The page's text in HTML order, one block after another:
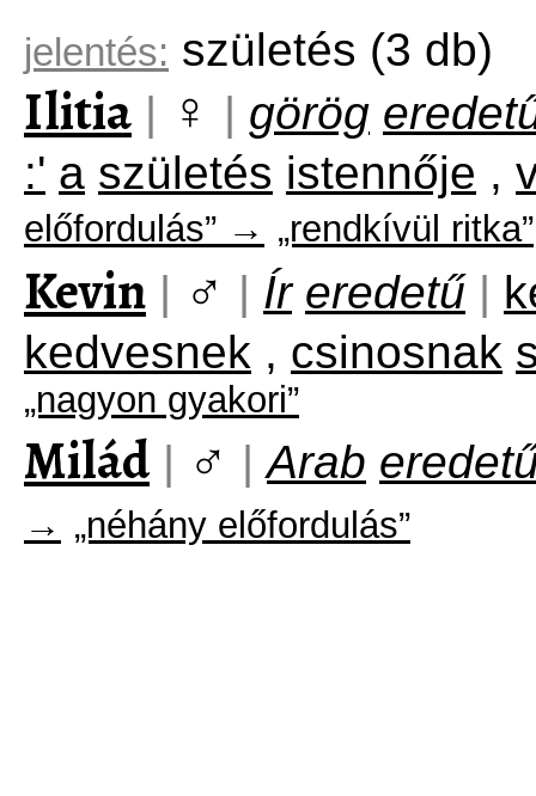
jelentés: születés (3 db)
Ilitia | ♀ | görög
:' a születés istennője ,
előfordulás” → „rendkívül ritka”
Kevin | ♂ | Ír eredetű |
kedvesnek , csinosnak
„nagyon gyakori”
Milád | ♂ | Arab
→ „néhány előfordulás”